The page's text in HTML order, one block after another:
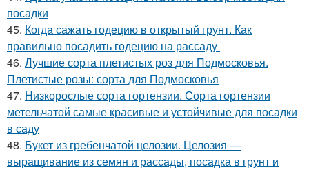
посадки
45. Когда сажать годецию в открытый грунт. Как
правильно посадить годецию на рассаду
46. Лучшие сорта плетистых роз для Подмосковья.
Плетистые розы: сорта для Подмосковья
47. Низкорослые сорта гортензии. Сорта гортензии
метельчатой самые красивые и устойчивые для посадки
в саду
48. Букет из гребенчатой целозии. Целозия —
выращивание из семян и рассады, посадка в грунт и